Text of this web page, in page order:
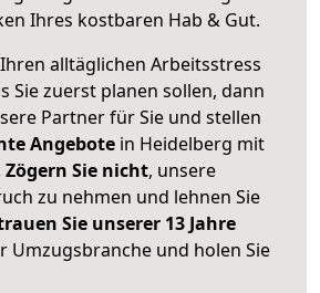
Ihres kostbaren Hab & Gut.
alltäglichen Arbeitsstress
Sie zuerst planen sollen, dann
Partner für Sie und stellen
Angebote in Heidelberg mit
Zögern Sie nicht, unsere
zu nehmen und lehnen Sie
Sie unserer 13 Jahre
Umzugsbranche und holen Sie